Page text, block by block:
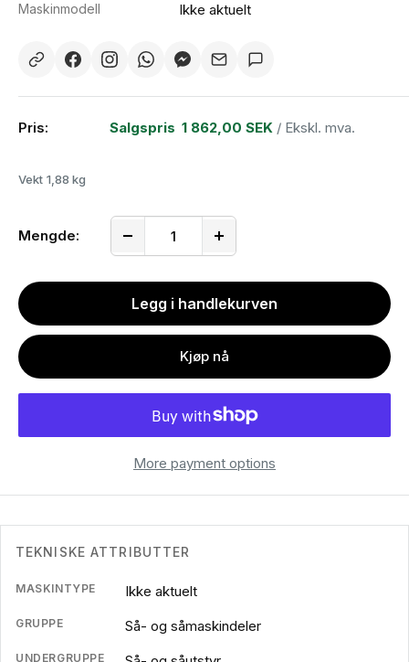
Maskinmodell Ikke aktuelt
Pris: Salgspris 1 862,00 SEK / Ekskl. mva.
Vekt 1,88 kg
Mengde:
Legg i handlekurven
Kjøp nå
More payment options
TEKNISKE ATTRIBUTTER
MASKINTYPE Ikke aktuelt
GRUPPE Så- og såmaskindeler
UNDERGRUPPE